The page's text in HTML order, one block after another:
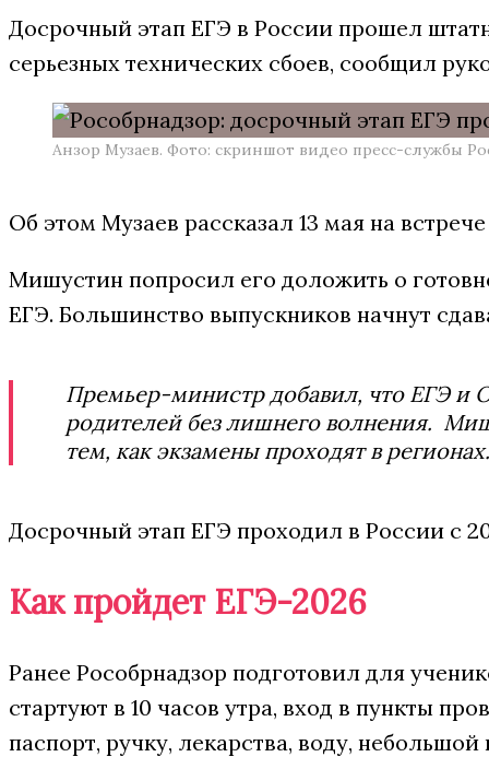
Досрочный этап ЕГЭ в России прошел
серьезных технических сбоев, сообщил
Анзор Музаев. Фото: скриншот видео пресс-службы
Об этом Музаев рассказал 13 мая на
Мишустин попросил его доложить о
ЕГЭ. Большинство выпускников начнут
Премьер-министр добавил, что ЕГЭ и
родителей без лишнего волнения.
тем, как экзамены проходят в регионах.
Досрочный этап ЕГЭ проходил в России с
Как пройдет ЕГЭ-2026
Ранее Рособрнадзор подготовил для
стартуют в 10 часов утра, вход в пункты
паспорт, ручку, лекарства, воду, небольшой